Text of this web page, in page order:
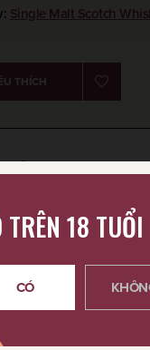
TRÊN 18
CÓ
: Single Malt Scotch
THÍCH
VỀ